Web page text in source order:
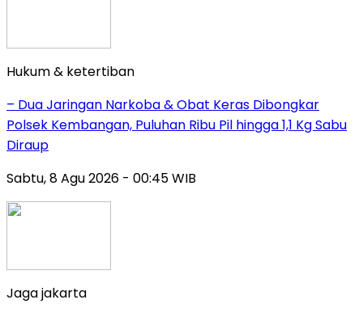
Hukum & ketertiban
– Dua Jaringan Narkoba & Obat Keras Dibongkar
Polsek Kembangan, Puluhan Ribu Pil hingga 1,1 Kg Sabu
Diraup
Sabtu, 8 Agu 2026 - 00:45 WIB
Jaga jakarta